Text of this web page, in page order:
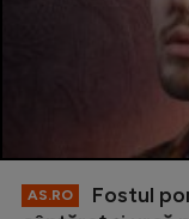
AS.RO
Fostul